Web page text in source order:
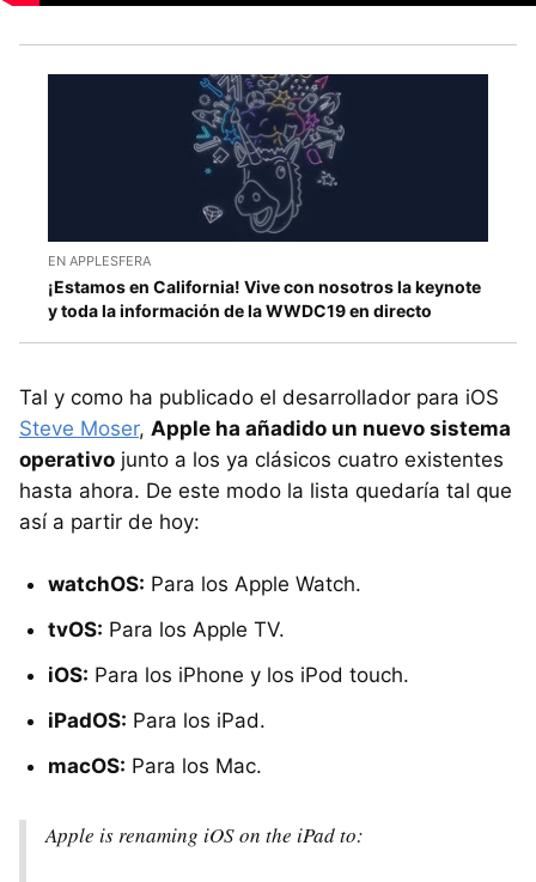
EN APPLESFERA
¡Estamos en California! Vive con nosotros la keynote
y toda la información de la WWDC19 en directo
Tal y como ha publicado el desarrollador para iOS
Steve Moser, Apple ha añadido un nuevo sistema
operativo junto a los ya clásicos cuatro existentes
hasta ahora. De este modo la lista quedaría tal que
así a partir de hoy:
watchOS: Para los Apple Watch.
tvOS: Para los Apple TV.
iOS: Para los iPhone y los iPod touch.
iPadOS: Para los iPad.
macOS: Para los Mac.
Apple is renaming iOS on the iPad to: